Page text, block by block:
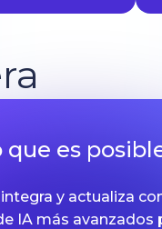
que es
y actualiza
IA más avanzados